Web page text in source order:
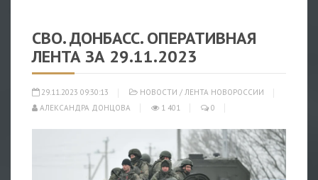
СВО. ДОНБАСС. ОПЕРАТИВНАЯ
ЛЕНТА ЗА 29.11.2023
29.11.2023 09:30:13 НОВОСТИ / ЛЕНТА НОВОРОССИИ
АЛЕКСАНДРА ДОНЦОВА
1 401 0